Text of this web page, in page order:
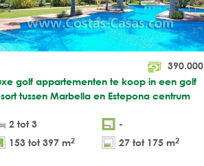
390.000
golf appartementen te koop in een golf
tussen Marbella en Estepona centrum
2 tot 3
-
153 tot 397 m2 27 tot 175 m2